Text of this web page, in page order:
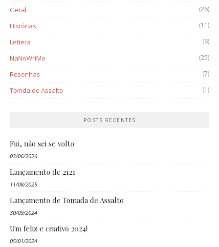
Geral (26)
Histórias (11)
Lettera (6)
NaNoWriMo (25)
Resenhas (7)
Tomda de Assalto (1)
POSTS RECENTES
Fui, não sei se volto
03/06/2026
Lançamento de 2121
11/08/2025
Lançamento de Tomada de Assalto
30/09/2024
Um feliz e criativo 2024!
05/01/2024